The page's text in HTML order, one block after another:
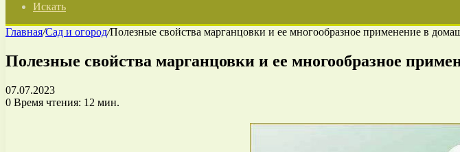
Искать
Главная/Сад и огород/Полезные свойства марганцовки и ее многообразное применение в
Полезные свойства марганцовки и ее многообразное
07.07.2023
0 Время чтения: 12 мин.